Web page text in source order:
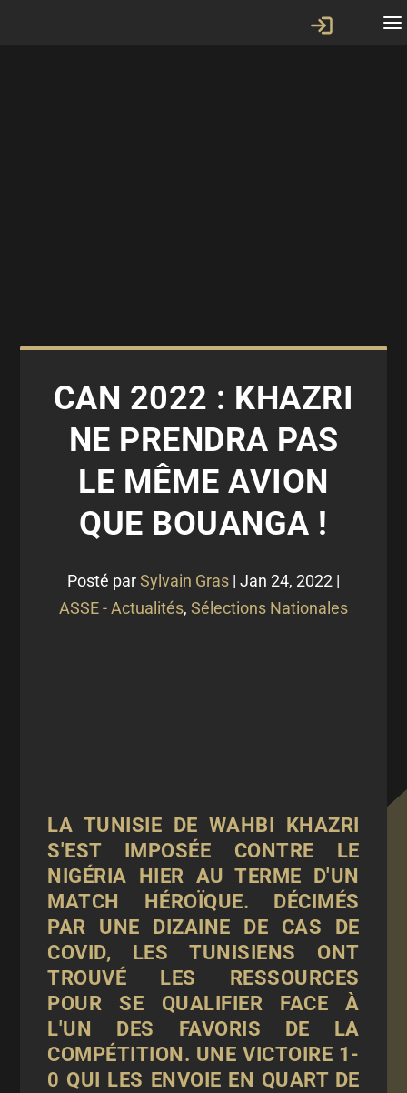
CAN 2022 : KHAZRI
NE PRENDRA PAS
LE MÊME AVION
QUE BOUANGA !
Posté parSylvain Gras | Jan 24, 2022 |
ASSE - Actualités, Sélections Nationales
LA TUNISIE DE WAHBI KHAZRI
S'EST IMPOSÉE CONTRE LE
NIGÉRIA HIER AU TERME D'UN
MATCH HÉROÏQUE. DÉCIMÉS
PAR UNE DIZAINE DE CAS DE
COVID, LES TUNISIENS ONT
TROUVÉ LES RESSOURCES
POUR SE QUALIFIER FACE À
L'UN DES FAVORIS DE LA
COMPÉTITION. UNE VICTOIRE 1-
0 QUI LES ENVOIE EN QUART DE